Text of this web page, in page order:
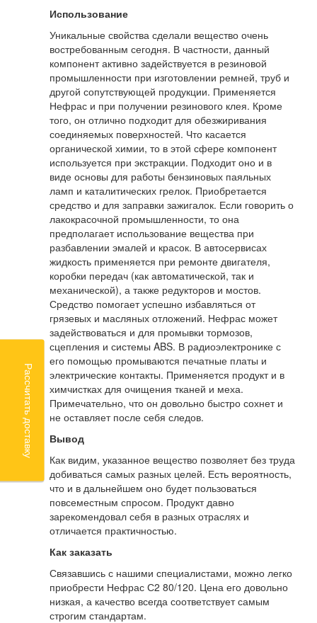
Использование
Уникальные свойства сделали вещество очень
востребованным сегодня. В частности, данный
компонент активно задействуется в резиновой
промышленности при изготовлении ремней, труб и
другой сопутствующей продукции. Применяется
Нефрас и при получении резинового клея. Кроме
того, он отлично подходит для обезжиривания
соединяемых поверхностей. Что касается
органической химии, то в этой сфере компонент
используется при экстракции. Подходит оно и в
виде основы для работы бензиновых паяльных
ламп и каталитических грелок. Приобретается
средство и для заправки зажигалок. Если говорить о
лакокрасочной промышленности, то она
предполагает использование вещества при
разбавлении эмалей и красок. В автосервисах
жидкость применяется при ремонте двигателя,
коробки передач (как автоматической, так и
механической), а также редукторов и мостов.
Средство помогает успешно избавляться от
грязевых и масляных отложений. Нефрас может
задействоваться и для промывки тормозов,
сцепления и системы ABS. В радиоэлектронике с
его помощью промываются печатные платы и
электрические контакты. Применяется продукт и в
химчистках для очищения тканей и меха.
Примечательно, что он довольно быстро сохнет и
не оставляет после себя следов.
Вывод
Как видим, указанное вещество позволяет без труда
добиваться самых разных целей. Есть вероятность,
что и в дальнейшем оно будет пользоваться
повсеместным спросом. Продукт давно
зарекомендовал себя в разных отраслях и
отличается практичностью.
Как заказать
Связавшись с нашими специалистами, можно легко
приобрести Нефрас С2 80/120. Цена его довольно
низкая, а качество всегда соответствует самым
строгим стандартам.
Рассчитать доставку